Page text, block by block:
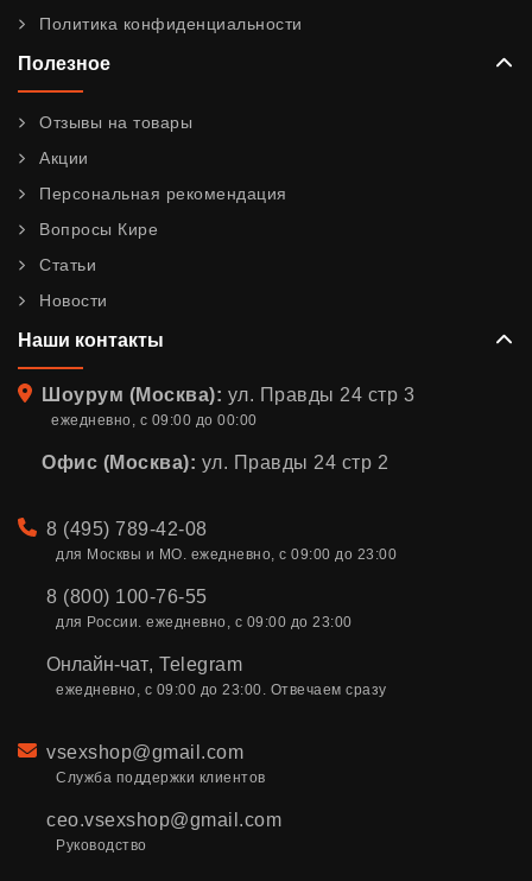
Политика конфиденциальности
Полезное
Отзывы на товары
Акции
Персональная рекомендация
Вопросы Кире
Статьи
Новости
Наши контакты
Адрес
Шоурум (Москва): ул. Правды 24 стр 3
ежедневно, с 09:00 до 00:00
Офис (Москва): ул. Правды 24 стр 2
Телефон
8 (495) 789-42-08
для Москвы и МО. ежедневно, с 09:00 до 23:00
8 (800) 100-76-55
для России. ежедневно, с 09:00 до 23:00
Онлайн-чат, Telegram
ежедневно, с 09:00 до 23:00. Отвечаем сразу
Email
vsexshop@gmail.com
Служба поддержки клиентов
ceo.vsexshop@gmail.com
Руководство